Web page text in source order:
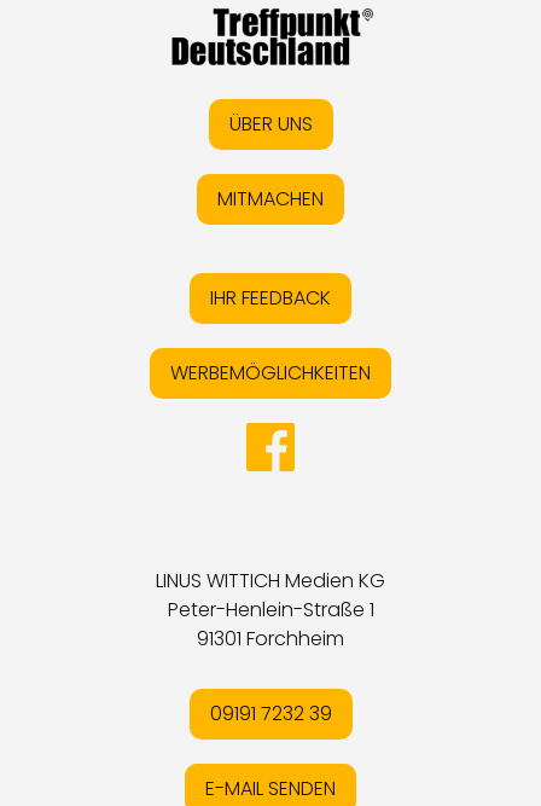
ÜBER UNS
MITMACHEN
IHR FEEDBACK
WERBEMÖGLICHKEITEN
LINUS WITTICH Medien KG
Peter-Henlein-Straße 1
91301 Forchheim
09191 7232 39
E-MAIL SENDEN